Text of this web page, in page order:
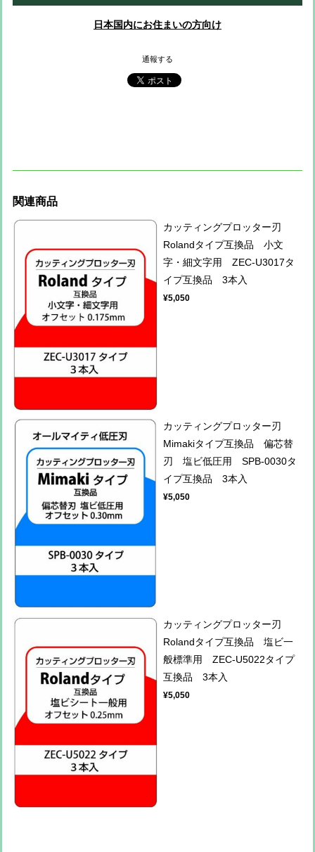
日本国内にお住まいの方向け
通報する
関連商品
カッティングプロッター刃
Rolandタイプ互換品 小文
字・細文字用 ZEC-U3017タ
イプ互換品 3本入
¥5,050
カッティングプロッター刃
Mimakiタイプ互換品 偏芯替
刃 塩ビ低圧用 SPB-0030タ
イプ互換品 3本入
¥5,050
カッティングプロッター刃
Rolandタイプ互換品 塩ビ一
般標準用 ZEC-U5022タイプ
互換品 3本入
¥5,050